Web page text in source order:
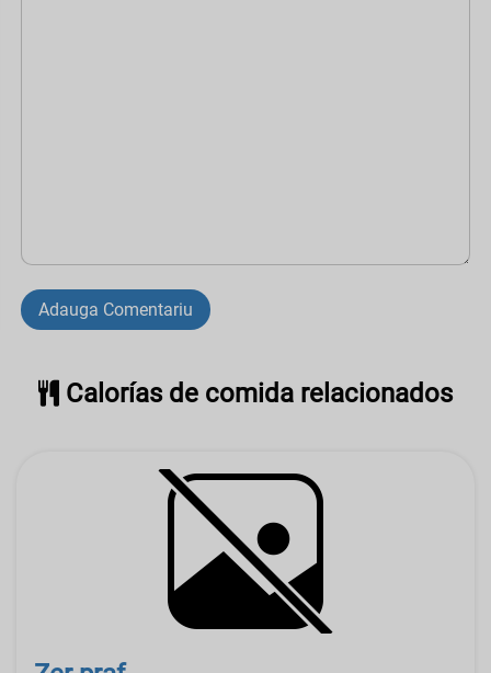
Adauga Comentariu
Calorías de comida relacionados